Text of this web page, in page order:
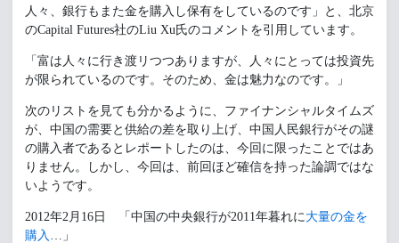
人々、銀行もまた金を購入し保有をしているのです」と、北京
のCapital Futures社のLiu Xu氏のコメントを引用しています。
「富は人々に行き渡リつつありますが、人々にとっては投資先
が限られているのです。そのため、金は魅力なのです。」
次のリストを見ても分かるように、ファイナンシャルタイムズ
が、中国の需要と供給の差を取り上げ、中国人民銀行がその謎
の購入者であるとレポートしたのは、今回に限ったことではあ
りません。しかし、今回は、前回ほど確信を持った論調ではな
いようです。
2012年2月16日 「中国の中央銀行が2011年暮れに大量の金を
購入 …」